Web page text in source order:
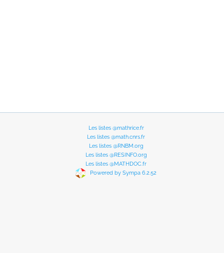
Les listes @mathrice.fr
Les listes @math.cnrs.fr
Les listes @RNBM.org
Les listes @RESINFO.org
Les listes @MATHDOC.fr
Powered by Sympa 6.2.52